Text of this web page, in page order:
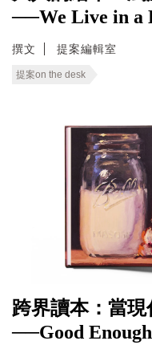
──We Live in a
撰文 提案編輯室
提案on the desk
跨界讀本：當
──Good